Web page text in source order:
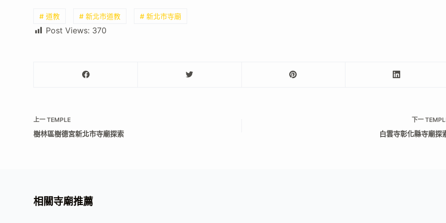
# 道教 # 新北市道教 # 新北市寺廟
Post Views: 370
上一TEMPLE
樹林區樹德宮新北市寺廟探索
下一
白雲寺彰化縣寺廟探
相關寺廟推薦